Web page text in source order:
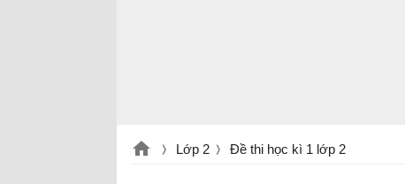
Lớp 2 Đề thi học kì 1 lớp 2